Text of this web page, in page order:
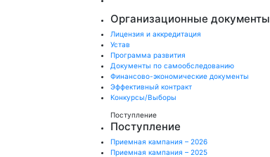
Организационные документы
Лицензия и аккредитация
Устав
Программа развития
Документы по самообследованию
Финансово-экономические документы
Эффективный контракт
Конкурсы/Выборы
Поступление
Поступление
Приемная кампания – 2026
Приемная кампания – 2025